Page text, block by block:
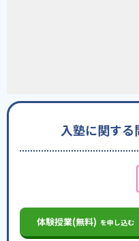
入塾に関す
体験授業(無料) を申し込む